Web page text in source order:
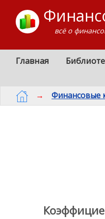
всё о
Главная
→ Финансовые